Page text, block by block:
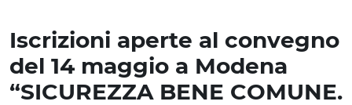
Iscrizioni aperte al convegno
del 14 maggio a Modena
“SICUREZZA BENE COMUNE.